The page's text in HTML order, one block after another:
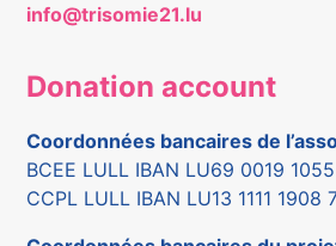
info@trisomie21.lu
Donation account
Coordonnées bancaires de
BCEE LULL IBAN LU69 0019
CCPL LULL IBAN LU13 1111 1908